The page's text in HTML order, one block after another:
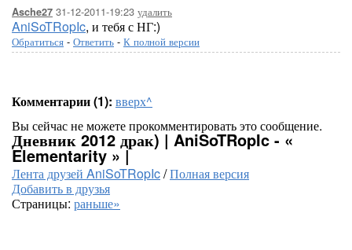
Asche27 31-12-2011-19:23 удалить
AniSoTRopIc, и тебя с НГ:)
Обратиться - Ответить - К полной версии
Комментарии (1): вверх^
Вы сейчас не можете прокомментировать это сообщение.
Дневник 2012 драк) | AniSoTRopIc - «
Elementarity » |
Лента друзей AniSoTRopIc/Полная версия
Добавить в друзья
Страницы: раньше»